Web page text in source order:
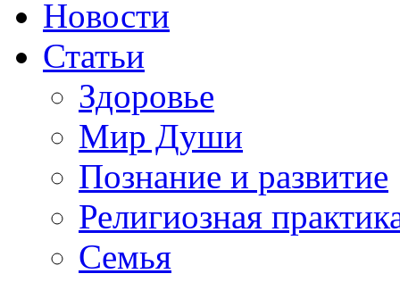
Новости
Статьи
Здоровье
Мир Души
Познание и развитие
Религиозная
Семья